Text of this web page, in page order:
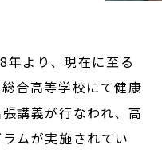
より、現在に至る
合高等学校にて健康
講義が行なわれ、高
ムが実施されてい